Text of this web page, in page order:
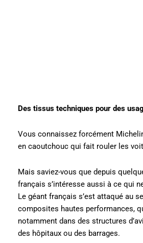
Des tissus techniques pour des
Vous connaissez forcément
en caoutchouc qui fait rouler les
Mais saviez-vous que depuis
français s’intéresse aussi à ce qui
Le géant français s’est attaqué au
composites hautes performances,
notamment dans des structures
des hôpitaux ou des barrages.